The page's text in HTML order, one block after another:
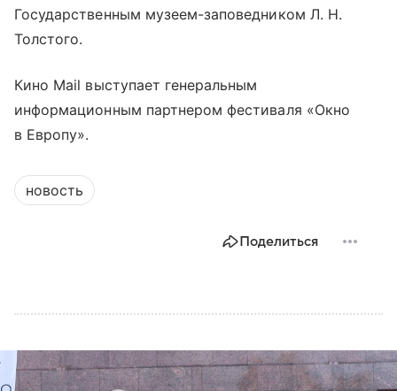
Государственным музеем-заповедником Л. Н.
Толстого.
Кино Mail выступает генеральным
информационным партнером фестиваля «Окно
в Европу».
новость
Поделиться